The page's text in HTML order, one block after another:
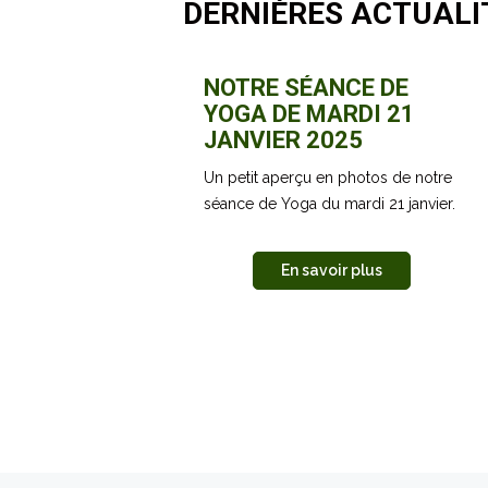
DERNIÈRES
NOTRE SÉANCE DE
YOGA DE MARDI 21
JANVIER 2025
Un petit aperçu en photos de notre
séance de Yoga du mardi 21 janvier.
En savoir plus